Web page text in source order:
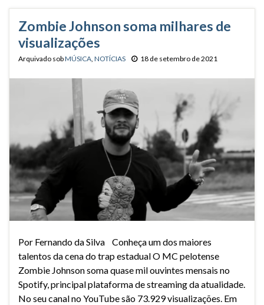
Zombie Johnson soma milhares de
visualizações
Arquivado sobMÚSICA, NOTÍCIAS 18 de setembro de 2021
Por Fernando da Silva Conheça um dos maiores
talentos da cena do trap estadual O MC pelotense
Zombie Johnson soma quase mil ouvintes mensais no
Spotify, principal plataforma de streaming da atualidade.
No seu canal no YouTube são 73.929 visualizações. Em